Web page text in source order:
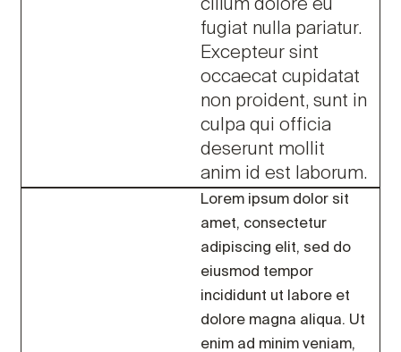
fugiat nulla pariatur.
Excepteur sint
occaecat cupidatat
non proident, sunt in
culpa qui officia
deserunt mollit
anim id est laborum.
Lorem ipsum dolor sit
amet, consectetur
adipiscing elit, sed do
eiusmod tempor
incididunt ut labore et
dolore magna aliqua. Ut
enim ad minim veniam,